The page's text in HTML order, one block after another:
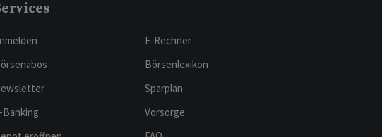
Banking
E-Rechner
Börsenlexikon
Sparplan
Vorsorge